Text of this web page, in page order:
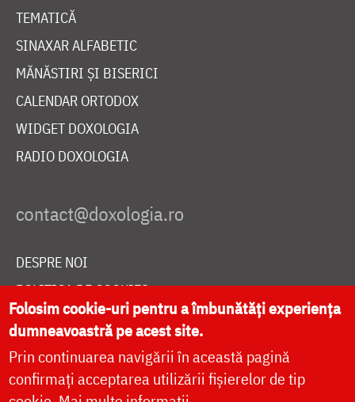
TEMATICĂ
SINAXAR ALFABETIC
MĂNĂSTIRI ȘI BISERICI
CALENDAR ORTODOX
WIDGET DOXOLOGIA
RADIO DOXOLOGIA
DESPRE NOI
POLITICA DE COOKIES
DONEAZĂ ONLINE PENTRU CATEDRALA NAȚIONALĂ
LIVE
Folosim cookie-uri pentru a îmbunătăți experiența
dumneavoastră pe acest site.
Prin continuarea navigării în această pagină
confirmați acceptarea utilizării fișierelor de tip